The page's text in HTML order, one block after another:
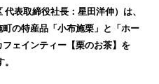
表取締役社長：星田洋伸）は、
の特産品「小布施栗」と「ホー
ェインティー【栗のお茶】を